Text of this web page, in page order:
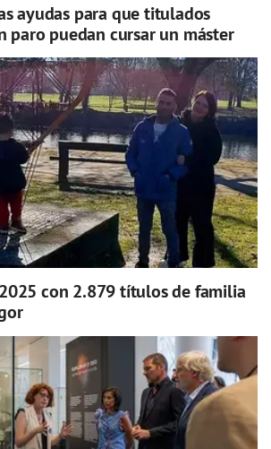
ayudas para que titulados
paro puedan cursar un máster
con 2.879 títulos de familia